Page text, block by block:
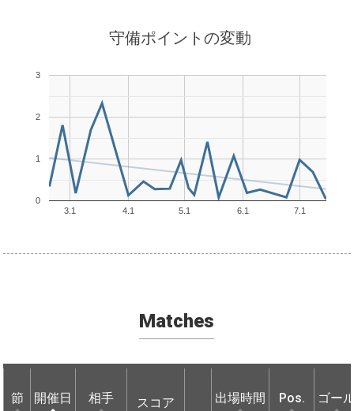
守備ポイントの変動
3.1 4.1 5.1 6.1 7.1
0
1
2
3
Matches
節 開催日 相手 スコア 出場時間 Pos. ゴー
節 開催日 相手